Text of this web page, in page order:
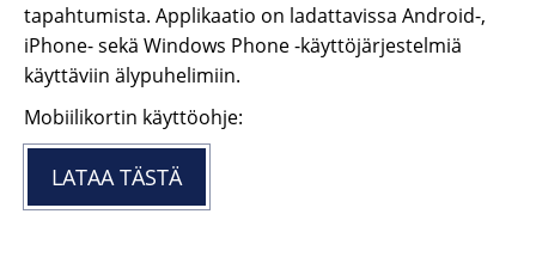
tapahtumista. Applikaatio on ladattavissa Android-,
iPhone- sekä Windows Phone -käyttöjärjestelmiä
käyttäviin älypuhelimiin.
Mobiilikortin käyttöohje:
LATAA TÄSTÄ